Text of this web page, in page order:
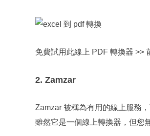
免費試用此線上 PDF 轉換器 >>
2. Zamzar
Zamzar 被稱為有用的線上服務
雖然它是一個線上轉換器，但您